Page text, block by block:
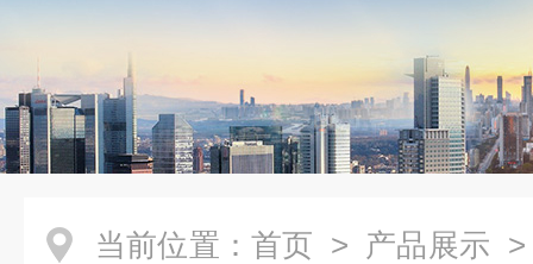
当前位置： 首页 > 产品展示